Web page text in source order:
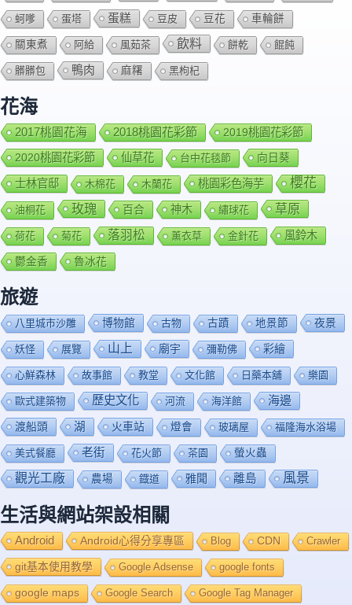
蚵嗲 蛋塔 蛋糕 豆皮 豆花 車輪餅
關東煮 阿給 風茹茶 飲料 餅乾 餛飩
髒髒包 鴨肉 麻糬 黑枸杞
花海
2017桃園花海 2018桃園花彩節
2019桃園花彩節
2020桃園花彩節
仙草花 台中花毯節 向日葵
士林官邸 木棉花 木蘭花 桃園彩色海芋 櫻花
油桐花 玫瑰 百合 神木 繡球花 草原
荷花 菊花 落羽松 薰衣草 金針花 風鈴木
鬱金香 魯冰花
旅遊
八里城市沙雕 博物館 古物 古蹟 地景節 夜景
妖怪 展覽 山上 廟宇 彌勒佛 彩繪
心鮮森林 故事館 教堂 文化館 日藥本舖 樂園
歐式建築物 歷史文化 河流 海洋館 海邊
渡船頭 湖 火車站 燈會 玻璃屋 福隆海水浴場
美式餐廳 老街 花火節 茶園 螢火蟲
觀光工廠 農場 鐡道 雅聞 離島 風景
生活與網站架設相關
Android Android心得分享專區 Blog CDN Crawler
git基本使用教學 Google Adsense google fonts
google maps Google Search Google Tag Manager